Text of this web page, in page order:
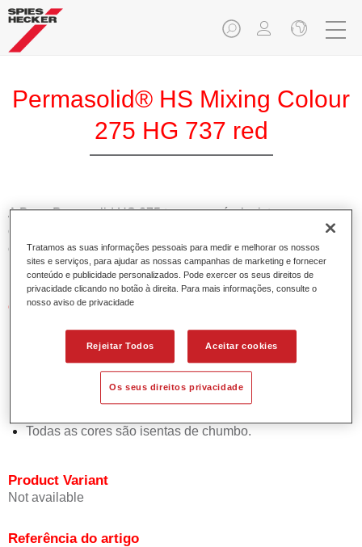
Permasolid® HS Mixing Colour
275 HG 737 red
A Base Pemasolid HS 275 torna possível misturar as cores
com o Permasolid HS Esmalte 275 de alta qualidade para
criar todas as cores lisas para a repintura de veículos de
passageiros.
Características do produto
de 1.5 demãos.
Promove tempos de secagem curtos.
Proporciona elevada opacidade.
Oferece uma excelente resistência do acabamento.
Todas as cores são isentas de chumbo.
Product Variant
Not available
Referência do artigo
Tratamos as suas informações pessoais para medir e melhorar os nossos
sites e serviços, para ajudar as nossas campanhas de marketing e fornecer
conteúdo e publicidade personalizados. Pode exercer os seus direitos de
privacidade clicando no botão à direita. Para mais informações, consulte o
nosso aviso de privacidade
Rejeitar Todos Aceitar cookies
Os seus direitos privacidade